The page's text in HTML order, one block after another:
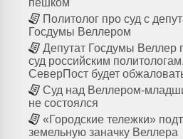
пешком
Политолог про суд с
Госдумы Веллером
Депутат Госдумы Веллер
суд российским политологам.
СеверПост будет
Суд над Веллером-
не состоялся
«Городские тележки»
земельную заначку Веллера